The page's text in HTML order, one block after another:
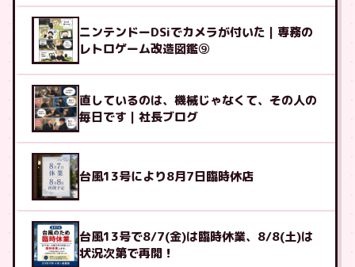
ニンテンドーDSiでカメラが付いた｜専務の
レトロゲーム改造図鑑⑨
直しているのは、機械じゃなくて、その人の
毎日です｜社長ブログ
台風13号により8月7日臨時休店
台風13号で8/7(金)は臨時休業、8/8(土)は
状況次第で再開！